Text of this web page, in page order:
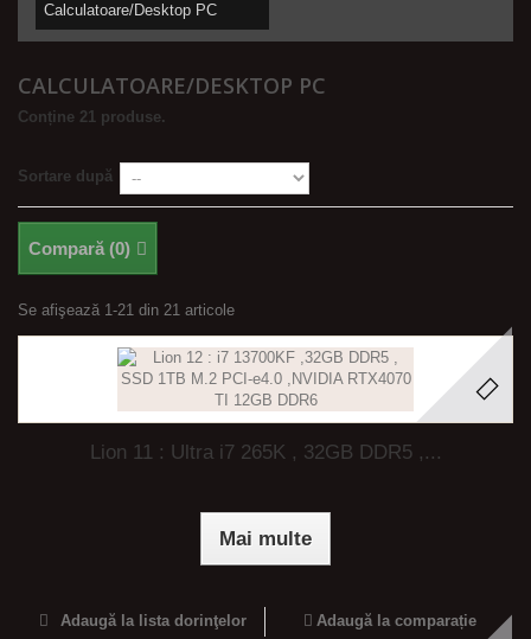
Calculatoare/Desktop PC
CALCULATOARE/DESKTOP PC
Conține 21 produse.
Sortare după
Compară (0)
Se afişează 1-21 din 21 articole
Lion 11 : Ultra i7 265K , 32GB DDR5 ,...
Mai multe
Adaugă la lista dorinţelor Adaugă la comparație